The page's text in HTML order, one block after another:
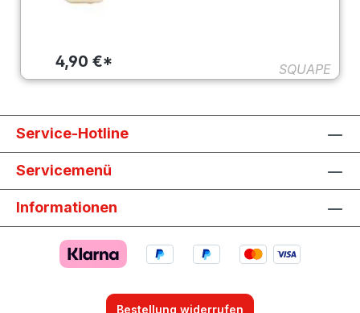
4,90 €* SQUAPE
Service-Hotline
Servicemenü
Informationen
Bestellung widerrufen